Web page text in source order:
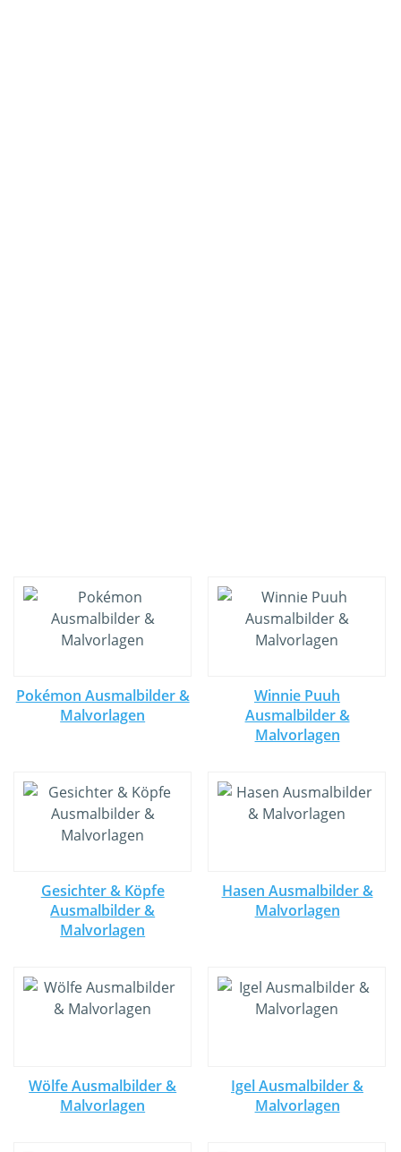
Pokémon Ausmalbilder &
Malvorlagen
Winnie Puuh
Ausmalbilder &
Malvorlagen
Gesichter & Köpfe
Ausmalbilder &
Malvorlagen
Hasen Ausmalbilder &
Malvorlagen
Wölfe Ausmalbilder &
Malvorlagen
Igel Ausmalbilder &
Malvorlagen